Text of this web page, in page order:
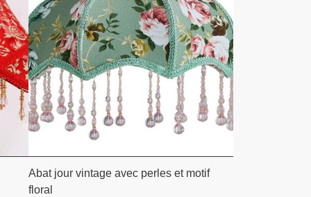
AJOUTER AU PANIER
Abat jour vintage avec perles et motif
floral